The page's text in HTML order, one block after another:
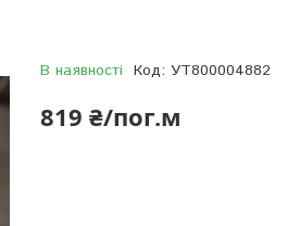
В наявності Код: УТ800004882
819 ₴/пог.м